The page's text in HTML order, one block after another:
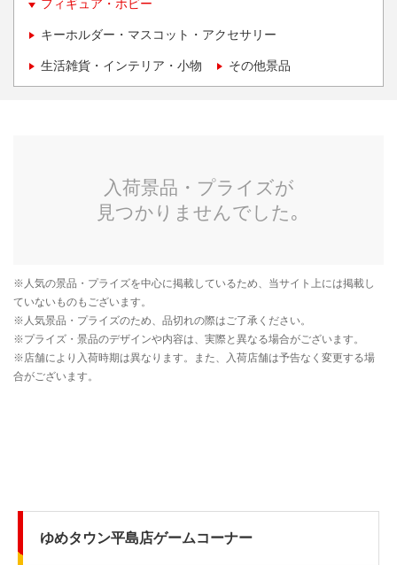
フィギュア・ホビー
キーホルダー・マスコット・アクセサリー
生活雑貨・インテリア・小物 その他景品
ゆめタウン平島店ゲームコーナー